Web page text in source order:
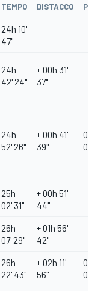
TEMPO DISTACCO
24h 10'
47''
24h
42' 24''
+ 00h 31'
37''
24h
52' 26''
+ 00h 41'
39''
00''
25h
02' 31''
+ 00h 51'
44''
26h
07' 29''
+ 01h 56'
42''
26h
22' 43''
+ 02h 11'
56''
00''